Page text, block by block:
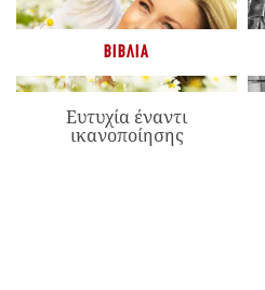
ΒΙΒΛΊΑ
Ευτυχία έναντι
ικανοποίησης